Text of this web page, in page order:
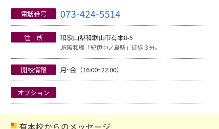
電話番号 073-424-5514
住 所 和歌山県和歌山市有本8-5
JR阪和線「紀伊中ノ島駅」徒歩３分。
開校情報 月~金（16:00~22:00）
オプション
有本校からのメッセージ